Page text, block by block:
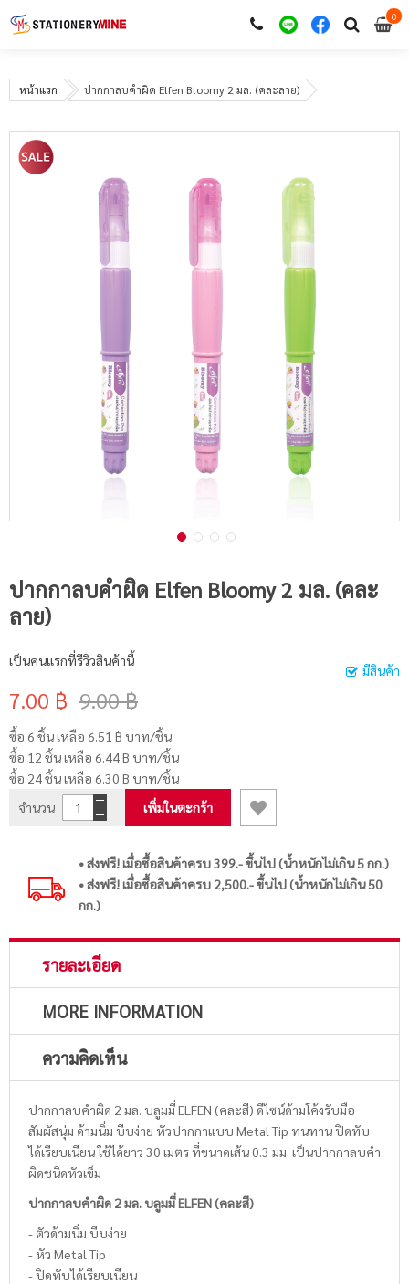
00
หน้าแรก ปากกาลบคำผิด Elfen Bloomy 2 มล. (คละลาย)
ปากกาลบคำผิด Elfen Bloomy 2 มล. (คละ
ลาย)
มีสินค้า
เป็นคนแรกที่รีวิวสินค้านี้
7.00 ฿ 9.00 ฿
ซื้อ 6 ชิ้น เหลือ 6.51 ฿ บาท/ชิ้น
ซื้อ 12 ชิ้น เหลือ 6.44 ฿ บาท/ชิ้น
ซื้อ 24 ชิ้น เหลือ 6.30 ฿ บาท/ชิ้น
จำนวน
เพิ่มในตะกร้า
• ส่งฟรี! เมื่อซื้อสินค้าครบ 399.- ขึ้นไป (น้ำหนักไม่เกิน 5 กก.)
• ส่งฟรี! เมื่อซื้อสินค้าครบ 2,500.- ขึ้นไป (น้ำหนักไม่เกิน 50
กก.)
รายละเอียด
MORE INFORMATION
ความคิดเห็น
ปากกาลบคำผิด 2 มล. บลูมมี่ ELFEN (คละสี) ดีไซน์ด้ามโค้งรับมือ
สัมผัสนุ่ม ด้ามนิ่ม บีบง่าย หัวปากกาแบบ Metal Tip ทนทาน ปิดทับ
ได้เรียบเนียน ใช้ได้ยาว 30 เมตร ที่ขนาดเส้น 0.3 มม. เป็นปากกาลบคำ
ผิดชนิดหัวเข็ม
ปากกาลบคำผิด 2 มล. บลูมมี่ ELFEN (คละสี)
- ตัวด้ามนิ่ม บีบง่าย
- หัว Metal Tip
- ปิดทับได้เรียบเนียน